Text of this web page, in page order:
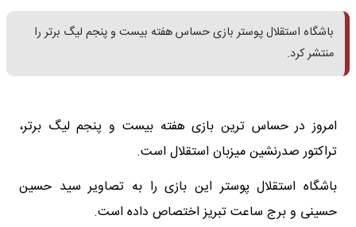
باشگاه استقلال پوستر بازی حساس هفته بیست و پنجم لیگ برتر را
منتشر کرد.
امروز در حساس ترین بازی هفته بیست و پنجم لیگ برتر،
تراکتور صدرنشین میزبان استقلال است.
باشگاه استقلال پوستر این بازی را به تصاویر سید حسین
حسینی و برج ساعت تبریز اختصاص داده است.